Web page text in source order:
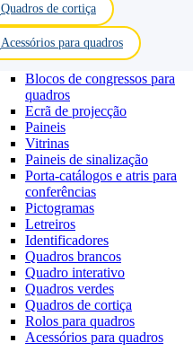
Quadros de cortiça
Acessórios para quadros
Blocos de congressos para
quadros
Ecrã de projecção
Paineis
Vitrinas
Paineis de sinalização
Porta-catálogos e atris para
conferências
Pictogramas
Letreiros
Identificadores
Quadros brancos
Quadro interativo
Quadros verdes
Quadros de cortiça
Rolos para quadros
Acessórios para quadros